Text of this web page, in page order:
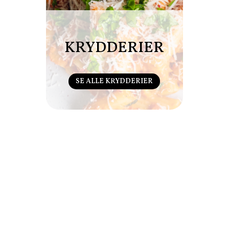
KRYDDERIER
SE ALLE KRYDDERIER